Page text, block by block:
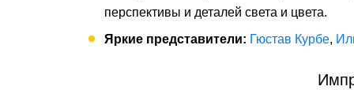
перспективы и деталей света и цвета.
Яркие представители: Гюстав Курбе,